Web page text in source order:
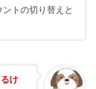
トの切り替えと
け